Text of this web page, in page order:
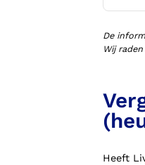
De
Wij
Heeft